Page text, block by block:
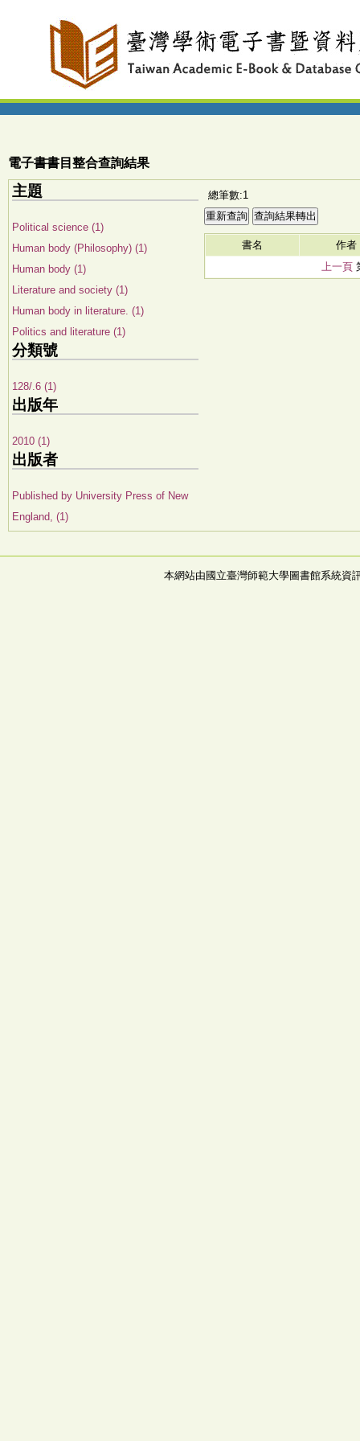
電子書書目整合查詢結果
主題
Political science (1)
Human body (Philosophy) (1)
Human body (1)
Literature and society (1)
Human body in literature. (1)
Politics and literature (1)
分類號
128/.6 (1)
出版年
2010 (1)
出版者
Published by University Press of New
England, (1)
總筆數:1
書名
作者
上一頁
本網站由國立臺灣師範大學圖書館系統資